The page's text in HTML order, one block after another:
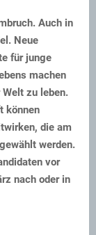
Auch in
Neue
für junge
machen
zu leben.
können
die am
werden.
vor
nach oder in